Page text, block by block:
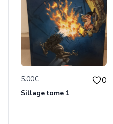
5.00€ 0
Sillage tome 1